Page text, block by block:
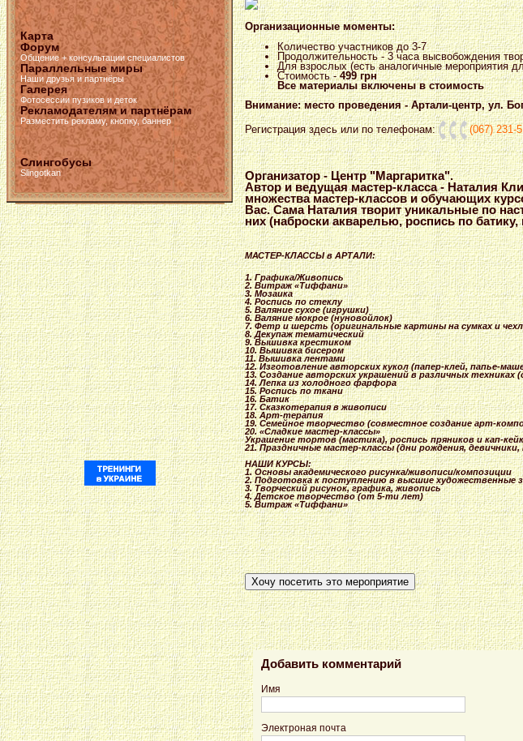
Карта
Форум
Общение + консультации специалистов
Параллельные миры
Наши друзья и партнёры
Галерея
Фотосессии пузиков и деток
Рекламодателям и партнёрам
Разместить рекламу, кнопку, баннер
Слингобусы
Slingotkan
Организационные моменты:
Количество участников до 3-7
Продолжительность - 3 часа высвобождения
Для взрослых (есть аналогичные мероприятия
Стоимость -499 грн
Все материалы включены в стоимость
Внимание: место проведения - Артали-центр, ул.
Регистрация здесь или по телефонам:
(067) 231-
Организатор - Центр "Маргаритка".
Автор и ведущая мастер-класса - Наталия
множества мастер-классов и обучающих
Вас. Сама Наталия творит уникальные по
них (наброски акварелью, роспись по
МАСТЕР-КЛАССЫ в АРТАЛИ:
1. Графика/Живопись
2. Витраж «Тиффани»
3. Мозаика
4. Роспись по стеклу
5. Валяние сухое (игрушки)
6. Валяние мокрое (нуновойлок)
7. Фетр и шерсть (оригинальные картины на сумках и
8. Декупаж тематический
9. Вышивка крестиком
10. Вышивка бисером
11. Вышивка лентами
12. Изготовление авторских кукол (папер-клей, папье-
13. Создание авторских украшений в различных техниках
14. Лепка из холодного фарфора
15. Роспись по ткани
16. Батик
17. Сказкотерапия в живописи
18. Арт-терапия
19. Семейное творчество(совместное создание арт-
20. «Сладкие мастер-классы»
Украшение тортов (мастика),роспись пряников и кап-
21. Праздничные мастер-классы (дни рождения, девичники,
НАШИ КУРСЫ:
1. Основы академического рисунка/живописи/композиции
2. Подготовкак поступлению в высшие художественные
3. Творческийрисунок, графика, живопись
4. Детское творчество(от 5-ти лет)
5. Витраж «Тиффани»
Хочу посетить это мероприятие
Добавить комментарий
Имя
Электроная почта